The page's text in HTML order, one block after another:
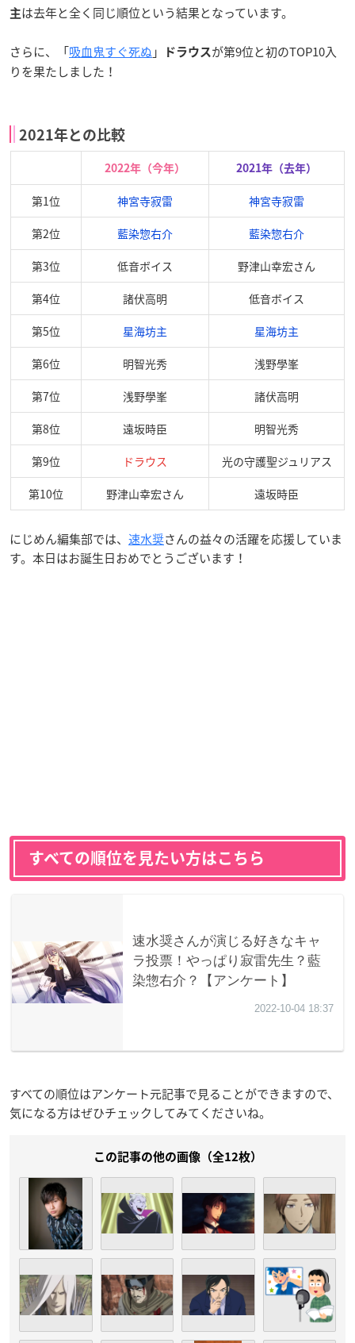
主は去年と全く同じ順位という結果となっています。
さらに、「吸血鬼すぐ死ぬ」 ドラウス が第9位と初のTOP10入
りを果たしました！
2021年との比較
2022年（今年） 2021年（去年）
第1位 神宮寺寂雷 神宮寺寂雷
第2位 藍染惣右介 藍染惣右介
第3位 低音ボイス 野津山幸宏さん
第4位 諸伏高明 低音ボイス
第5位 星海坊主 星海坊主
第6位 明智光秀 浅野學峯
第7位 浅野學峯 諸伏高明
第8位 遠坂時臣 明智光秀
第9位 ドラウス 光の守護聖ジュリアス
第10位 野津山幸宏さん 遠坂時臣
にじめん編集部では、 速水奨さんの益々の活躍を応援していま
す。本日はお誕生日おめでとうございます！
すべての順位を見たい方はこちら
すべての順位はアンケート元記事で見ることができますので、
気になる方はぜひチェックしてみてくださいね。
この記事の他の画像（全12枚）